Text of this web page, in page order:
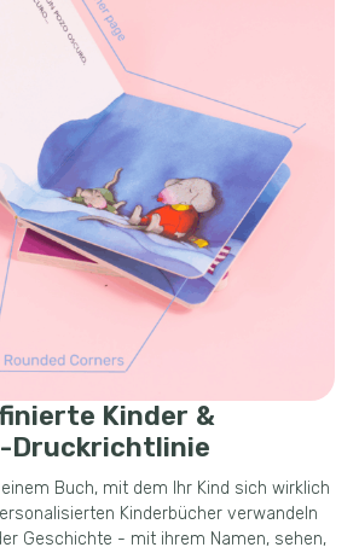
Kinder &
Druckrichtlinie
Buch, mit dem Ihr Kind sich wirklich
Kinderbücher verwandeln
Geschichte - mit ihrem Namen, sehen,